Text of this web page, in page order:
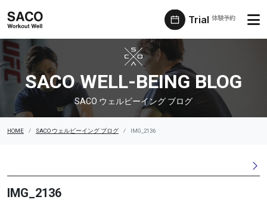
Trial 体験予約
SACO ウェルビーイング ブログ
SACO WELL-BEING BLOG
SACO ウェルビーイング ブログ
HOME SACO ウェルビーイング ブログ IMG_2136
IMG_2136